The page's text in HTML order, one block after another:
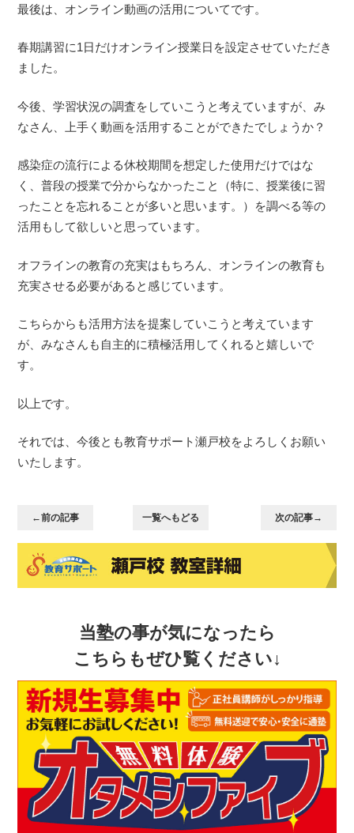
最後は、オンライン動画の活用についてです。
春期講習に1日だけオンライン授業日を設定させていただき
ました。
今後、学習状況の調査をしていこうと考えていますが、み
なさん、上手く動画を活用することができたでしょうか？
感染症の流行による休校期間を想定した使用だけではな
く、普段の授業で分からなかったこと（特に、授業後に習
ったことを忘れることが多いと思います。）を調べる等の
活用もして欲しいと思っています。
オフラインの教育の充実はもちろん、オンラインの教育も
充実させる必要があると感じています。
こちらからも活用方法を提案していこうと考えています
が、みなさんも自主的に積極活用してくれると嬉しいで
す。
以上です。
それでは、今後とも教育サポート瀬戸校をよろしくお願い
いたします。
←前の記事 一覧へもどる 次の記事→
当塾の事が気になったら
こちらもぜひ覧ください↓